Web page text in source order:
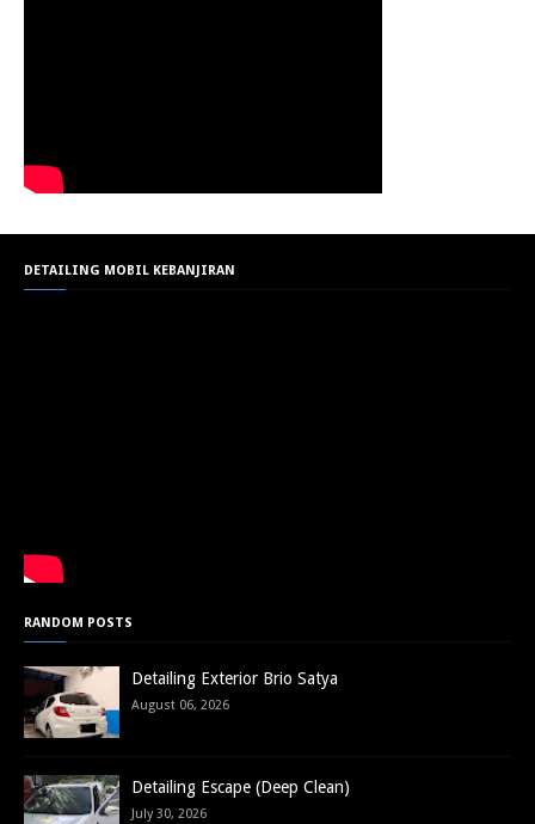
DETAILING MOBIL KEBANJIRAN
RANDOM POSTS
Detailing Exterior Brio Satya
August 06, 2026
Detailing Escape (Deep Clean)
July 30, 2026